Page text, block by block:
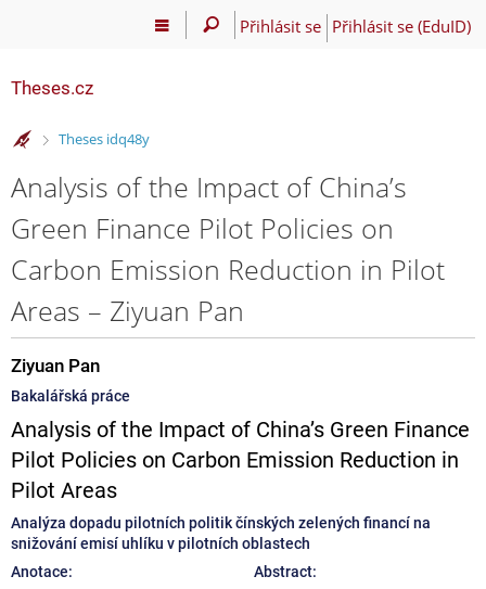
Přihlásit se Přihlásit se (EduID)
Theses.cz
>
Theses idq48y
Analysis of the Impact of China’s
Green Finance Pilot Policies on
Carbon Emission Reduction in Pilot
Areas – Ziyuan Pan
Ziyuan Pan
Bakalářská práce
Analysis of the Impact of China’s Green Finance
Pilot Policies on Carbon Emission Reduction in
Pilot Areas
Analýza dopadu pilotních politik čínských zelených financí na
snižování emisí uhlíku v pilotních oblastech
Anotace:
Abstract: